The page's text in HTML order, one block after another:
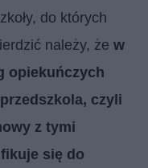
do których
należy, że w
opiekuńczych
czyli
z tymi
się do